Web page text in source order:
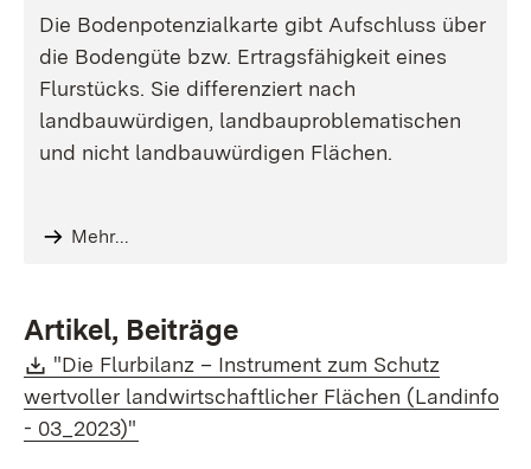
Die Bodenpotenzialkarte gibt Aufschluss über
die Bodengüte bzw. Ertragsfähigkeit eines
Flurstücks. Sie differenziert nach
landbauwürdigen, landbauproblematischen
und nicht landbauwürdigen Flächen.
Mehr...
Artikel, Beiträge
Download:
"Die Flurbilanz – Instrument zum Schutz
wertvoller landwirtschaftlicher Flächen (Landinfo
- 03_2023)"